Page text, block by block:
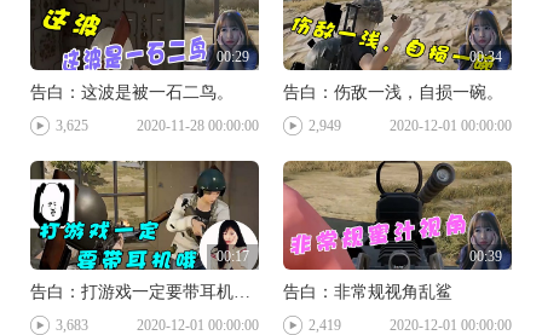
00:29
告白：这波是被一石二鸟。
3,625 2020-11-28 00:00:00
00:34
告白：伤敌一浅，自损一碗。
2,949 2020-12-01 00:00:00
00:17
告白：打游戏一定要带耳机哦！
3,683 2020-12-01 00:00:00
00:39
告白：非常规视角乱鲨
2,419 2020-12-01 00:00:00